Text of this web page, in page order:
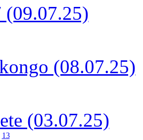
(08.07.25)
(03.07.25)
13